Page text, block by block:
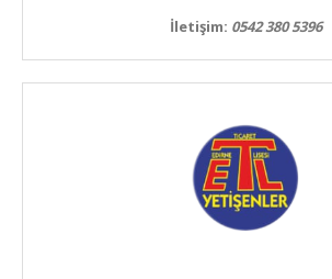
İletişim: 0542 380 5396